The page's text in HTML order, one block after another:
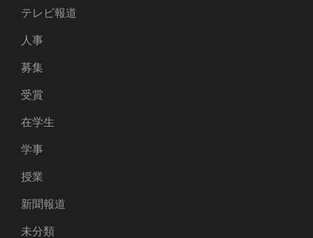
テレビ報道
人事
募集
受賞
在学生
学事
授業
新聞報道
未分類